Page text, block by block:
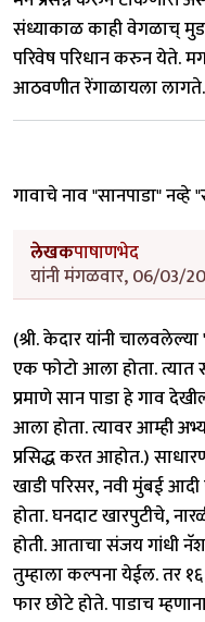
संध्याकाळ काही वेगळाच्
परिवेष परिधान करुन येते.
आठवणीत रेंगाळायला लागते.
गावाचे नाव "सानपाडा" नव्हे
लेखकपाषाणभेद
यांनी मंगळवार, 06/03/
(श्री. केदार यांनी
एक फोटो आला होता. त्यात
प्रमाणे सान पाडा हे गाव
आला होता. त्यावर आम्ही
प्रसिद्ध करत आहोत.)
खाडी परिसर, नवी मुंंबई आदी
होता. घनदाट खारपुटीचे,
होती. आताचा संजय गांधी
तुम्हाला कल्पना येईल. तर १६
फार छोटे होते. पाडाच